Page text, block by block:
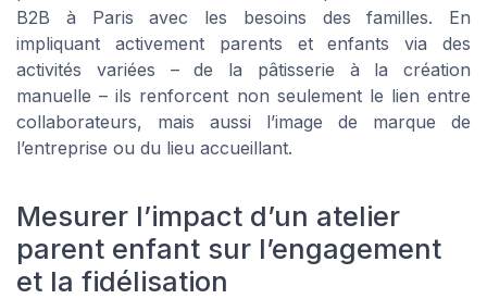
B2B à Paris avec les besoins des familles. En
impliquant activement parents et enfants via des
activités variées – de la pâtisserie à la création
manuelle – ils renforcent non seulement le lien entre
collaborateurs, mais aussi l’image de marque de
l’entreprise ou du lieu accueillant.
Mesurer l’impact d’un atelier
parent enfant sur l’engagement
et la fidélisation